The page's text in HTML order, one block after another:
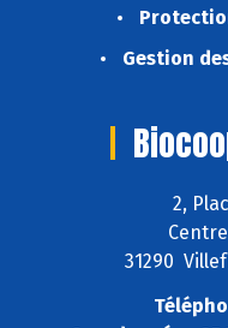
Gestion
2,
31290